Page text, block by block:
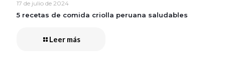
17 de julio de 2024
5 recetas de comida criolla peruana saludables
Leer más